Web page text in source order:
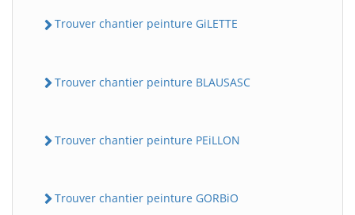
Trouver chantier peinture GiLETTE
Trouver chantier peinture BLAUSASC
Trouver chantier peinture PEiLLON
Trouver chantier peinture GORBiO